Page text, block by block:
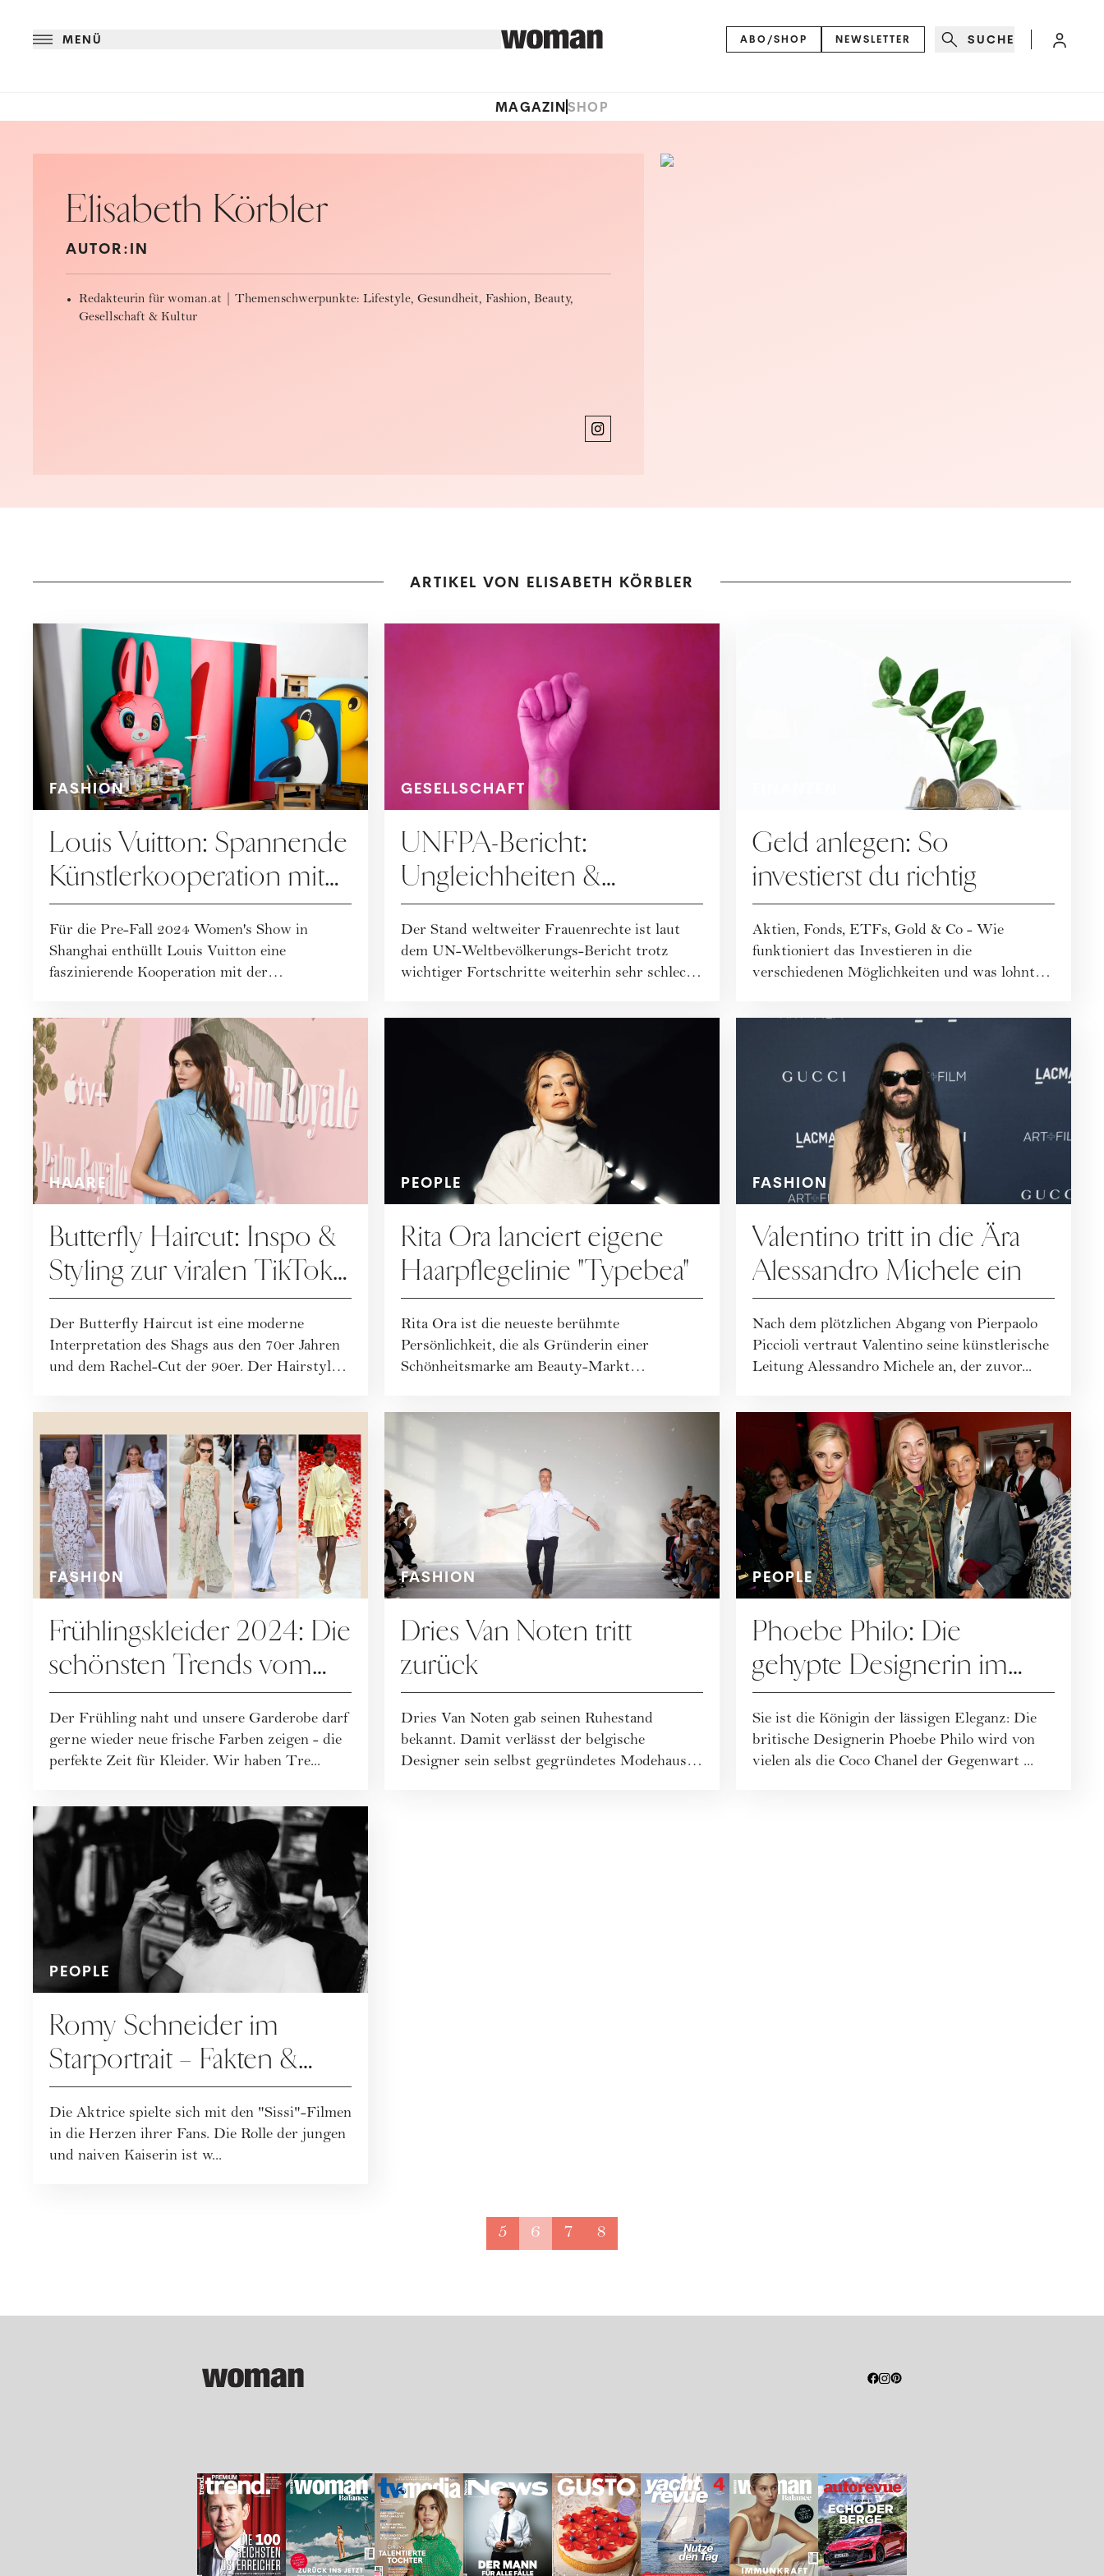
MENÜ ABO/SHOP NEWSLETTER SUCHE
MAGAZINSHOP
Elisabeth Körbler
AUTOR:IN
Redakteurin für woman.at | Themenschwerpunkte: Lifestyle, Gesundheit, Fashion, Beauty,
Gesellschaft & Kultur
ARTIKEL VON ELISABETH KÖRBLER
FASHION
Louis Vuitton: Spannende
Künstlerkooperation mit
Sun Yitian
Für die Pre-Fall 2024 Women's Show in
Shanghai enthüllt Louis Vuitton eine
faszinierende Kooperation mit der
GESELLSCHAFT
UNFPA-Bericht:
Ungleichheiten &
politische Ausnutzung
von Frauenrechten
Der Stand weltweiter Frauenrechte ist laut
dem UN-Weltbevölkerungs-Bericht trotz
wichtiger Fortschritte weiterhin sehr schlecht.
Geld anlegen: So
investierst du richtig
Aktien, Fonds, ETFs, Gold & Co - Wie
funktioniert das Investieren in die
verschiedenen Möglichkeiten und was lohnt
HAARE
Butterfly Haircut: Inspo &
Styling zur viralen TikTok-
Trendfrisur
Der Butterfly Haircut ist eine moderne
Interpretation des Shags aus den 70er Jahren
und dem Rachel-Cut der 90er. Der Hairstyle
PEOPLE
Rita Ora lanciert eigene
Haarpflegelinie "Typebea"
Rita Ora ist die neueste berühmte
Persönlichkeit, die als Gründerin einer
Schönheitsmarke am Beauty-Markt
FASHION
Valentino tritt in die Ära
Alessandro Michele ein
Nach dem plötzlichen Abgang von Pierpaolo
Piccioli vertraut Valentino seine künstlerische
Leitung Alessandro Michele an, der zuvor...
FASHION
Frühlingskleider 2024: Die
schönsten Trends vom
Runway zum
Nachshoppen
Der Frühling naht und unsere Garderobe darf
gerne wieder neue frische Farben zeigen - die
perfekte Zeit für Kleider. Wir haben Tre...
FASHION
Dries Van Noten tritt
zurück
Dries Van Noten gab seinen Ruhestand
bekannt. Damit verlässt der belgische
Designer sein selbst gegründetes Modehaus,
PEOPLE
Phoebe Philo: Die
gehypte Designerin im
Portrait
Sie ist die Königin der lässigen Eleganz: Die
britische Designerin Phoebe Philo wird von
vielen als die Coco Chanel der Gegenwart ...
PEOPLE
Romy Schneider im
Starportrait – Fakten &
Infos über die ikonische
Schauspielerin der Sissi-
Filme
Die Aktrice spielte sich mit den "Sissi"-Filmen
in die Herzen ihrer Fans. Die Rolle der jungen
und naiven Kaiserin ist w...
5 6 7 8